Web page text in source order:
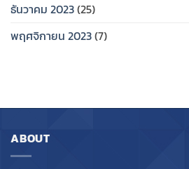
ธันวาคม 2023(25)
พฤศจิกายน 2023(7)
ABOUT